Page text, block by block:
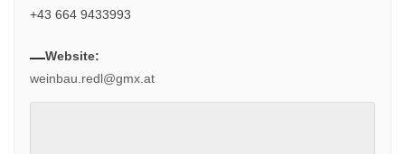
+43 664 9433993
Website:
weinbau.redl@gmx.at